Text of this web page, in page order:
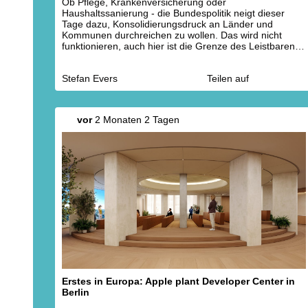
Haushaltssanierung - die Bundespolitik neigt dieser
Tage dazu, Konsolidierungsdruck an Länder und
Kommunen durchreichen zu wollen. Das wird nicht
funktionieren, auch hier ist die Grenze des Leistbaren
Stefan Evers
Teilen auf
vor2 Monaten 2 Tagen
Erstes in Europa: Apple plant Developer Center in
Berlin